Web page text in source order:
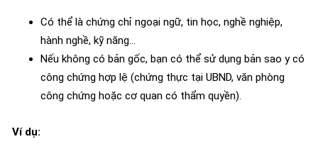
Có thể là chứng chỉ ngoại ngữ, tin học, nghề nghiệp,
hành nghề, kỹ năng…
Nếu không có bản gốc, bạn có thể sử dụng bản sao y có
công chứng hợp lệ (chứng thực tại UBND, văn phòng
công chứng hoặc cơ quan có thẩm quyền).
Ví dụ: